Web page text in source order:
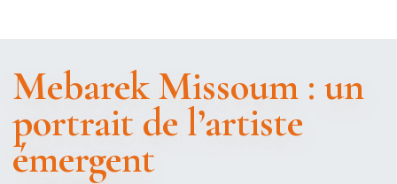
Mebarek Missoum : un
portrait de l’artiste
émergent